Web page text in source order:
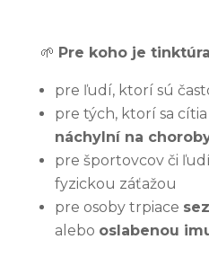
🌱 Pre koho je
pre ľudí, ktorí sú
pre tých, ktorí sa cítia
náchylní na
pre športovcov či
fyzickou záťažou
pre osoby trpiace
alebo oslabenou